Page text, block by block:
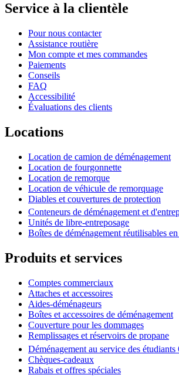
Service à la clientèle
Pour nous contacter
Assistance routière
Mon compte et mes commandes
Paiements
Conseils
FAQ
Accessibilité
Évaluations des clients
Locations
Location de camion de déménagement
Location de fourgonnette
Location de remorque
Location de véhicule de remorquage
Diables et couvertures de protection
Conteneurs de déménagement et
Unités de libre-entreposage
Boîtes de déménagement réutilisables
Produits et services
Comptes commerciaux
Attaches et accessoires
Aides-déménageurs
Boîtes et accessoires de déménagement
Couverture pour les dommages
Remplissages et réservoirs de propane
Déménagement au service des
Chèques-cadeaux
Rabais et offres spéciales